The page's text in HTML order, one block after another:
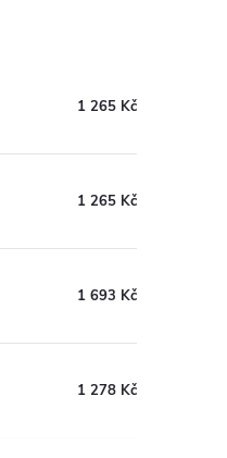
1 265 Kč
1 265 Kč
1 693 Kč
1 278 Kč